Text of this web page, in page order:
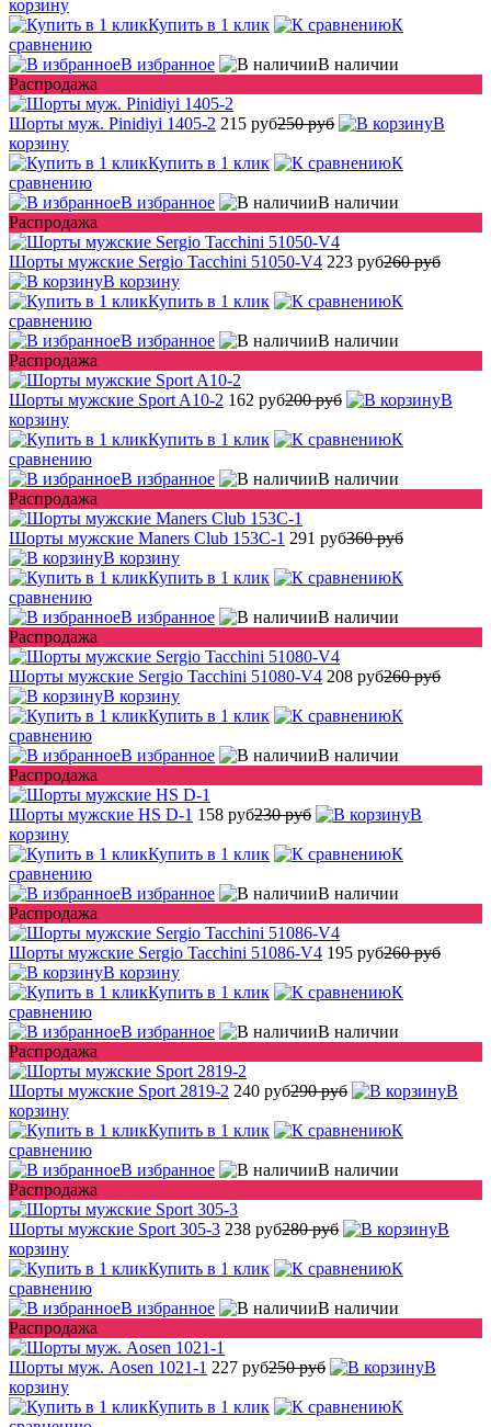
корзину
Купить в 1 клик
К
сравнению
В избранное
В наличии
Распродажа
Шорты муж. Pinidiyi 1405-2 215 руб250 руб
В
корзину
Купить в 1 клик
К
сравнению
В избранное
В наличии
Распродажа
Шорты мужские Sergio Tacchini 51050-V4 223 руб260 руб
В корзину
Купить в 1 клик
К
сравнению
В избранное
В наличии
Распродажа
Шорты мужские Sport A10-2 162 руб200 руб
В
корзину
Купить в 1 клик
К
сравнению
В избранное
В наличии
Распродажа
Шорты мужские Maners Club 153C-1 291 руб360 руб
В корзину
Купить в 1 клик
К
сравнению
В избранное
В наличии
Распродажа
Шорты мужские Sergio Tacchini 51080-V4 208 руб260 руб
В корзину
Купить в 1 клик
К
сравнению
В избранное
В наличии
Распродажа
Шорты мужские HS D-1 158 руб230 руб
В
корзину
Купить в 1 клик
К
сравнению
В избранное
В наличии
Распродажа
Шорты мужские Sergio Tacchini 51086-V4 195 руб260 руб
В корзину
Купить в 1 клик
К
сравнению
В избранное
В наличии
Распродажа
Шорты мужские Sport 2819-2 240 руб290 руб
В
корзину
Купить в 1 клик
К
сравнению
В избранное
В наличии
Распродажа
Шорты мужские Sport 305-3 238 руб280 руб
В
корзину
Купить в 1 клик
К
сравнению
В избранное
В наличии
Распродажа
Шорты муж. Aosen 1021-1 227 руб250 руб
В
корзину
Купить в 1 клик
К